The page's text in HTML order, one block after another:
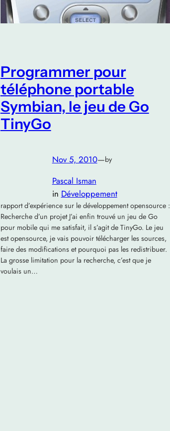
Programmer pour
téléphone portable
Symbian, le jeu de Go
TinyGo
Nov 5, 2010—by
Pascal Isman
in Développement
rapport d’expérience sur le développement opensource :
Recherche d’un projet J’ai enfin trouvé un jeu de Go
pour mobile qui me satisfait, il s’agit de TinyGo. Le jeu
est opensource, je vais pouvoir télécharger les sources,
faire des modifications et pourquoi pas les redistribuer.
La grosse limitation pour la recherche, c’est que je
voulais un…